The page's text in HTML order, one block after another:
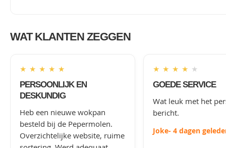
WAT KLANTEN ZEGGEN
★ ★ ★ ★ ★
PERSOONLIJK EN
DESKUNDIG
Heb een nieuwe wokpan
besteld bij de Pepermolen.
Overzichtelijke website, ruime
★ ★ ★ ★ ★
GOEDE SERVICE
Wat leuk met het
bericht.
Joke- 4 dagen